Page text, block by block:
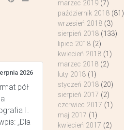
2026
pół
I.
„Dla
marzec 2019(7)
październik 2018(81)
wrzesień 2018(3)
sierpień 2018(133)
lipiec 2018(2)
kwiecień 2018(1)
marzec 2018(2)
luty 2018(1)
styczeń 2018(20)
sierpień 2017 (2)
czerwiec 2017 (1)
maj 2017 (1)
kwiecień 2017 (2)